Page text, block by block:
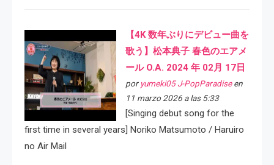
【4K 数年ぶりにデビュー曲を
歌う】松本典子 春色のエアメ
ール O.A. 2024 年 02月 17日
por yumeki05 J-PopParadiseen
11 marzo 2026 a las 5:33
[Singing debut song for the
first time in several years] Noriko Matsumoto / Haruiro
no Air Mail